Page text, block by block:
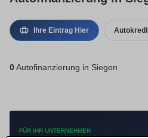
Ihre Eintrag Hier
0Autofinanzierung in Siegen
FÜR IHR UNTERNEHMEN